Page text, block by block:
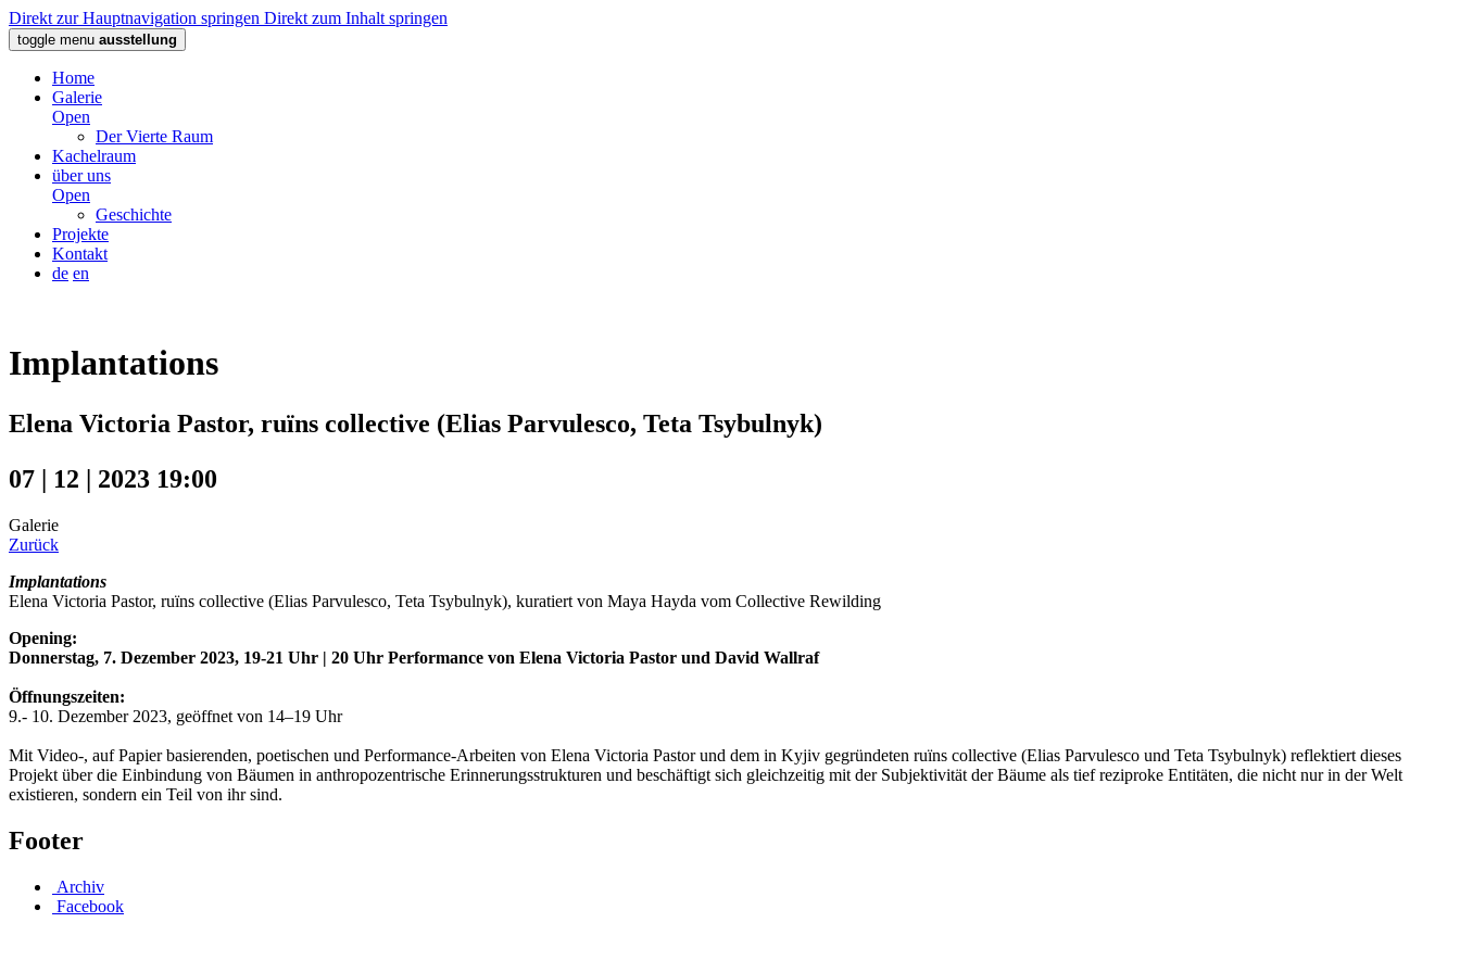
Direkt zur Hauptnavigation springen Direkt zum Inhalt springen
toggle menu ausstellung
Home
Galerie
Open
Der Vierte Raum
Kachelraum
über uns
Open
Geschichte
Projekte
Kontakt
de en
Implantations
Elena Victoria Pastor, ruïns collective (Elias Parvulesco, Teta Tsybulnyk)
07 | 12 | 2023 19:00
Galerie
Zurück
Implantations
Elena Victoria Pastor, ruïns collective (Elias Parvulesco, Teta Tsybulnyk), kuratiert von Maya Hayda vom Collective Rewilding
Opening:
Donnerstag, 7. Dezember 2023, 19-21 Uhr | 20 Uhr Performance von Elena Victoria Pastor und David Wallraf
Öffnungszeiten:
9.- 10. Dezember 2023, geöffnet von 14–19 Uhr
Mit Video-, auf Papier basierenden, poetischen und Performance-Arbeiten von Elena Victoria Pastor und dem in Kyjiv gegründeten ruïns collective (Elias Parvulesco und Teta Tsybulnyk) reflektiert dieses
Projekt über die Einbindung von Bäumen in anthropozentrische Erinnerungsstrukturen und beschäftigt sich gleichzeitig mit der Subjektivität der Bäume als tief reziproke Entitäten, die nicht nur in der Welt
existieren, sondern ein Teil von ihr sind.
Footer
Archiv
Facebook